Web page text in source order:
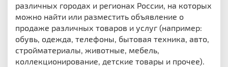
различных городах и регионах России, на которых
можно найти или разместить объявление о
продаже различных товаров и услуг (например:
обувь, одежда, телефоны, бытовая техника, авто,
стройматериалы, животные, мебель,
коллекционирование, детские товары и прочее).